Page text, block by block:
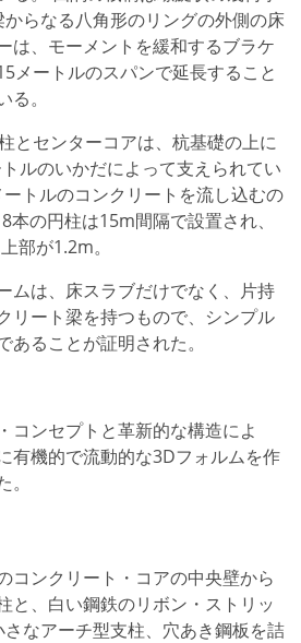
らなる八角形のリングの外側の床
は、モーメントを緩和するブラケ
メートルのスパンで延長すること
。
とセンターコアは、杭基礎の上に
ルのいかだによって支えられてい
トルのコンクリートを流し込むの
本の円柱は15m間隔で設置され、
部が1.2m。
ムは、床スラブだけでなく、片持
リート梁を持つもので、シンプル
あることが証明された。
コンセプトと革新的な構造によ
有機的で流動的な3Dフォルムを作
コンクリート・コアの中央壁から
と、白い鋼鉄のリボン・ストリッ
なアーチ型支柱、穴あき鋼板を詰